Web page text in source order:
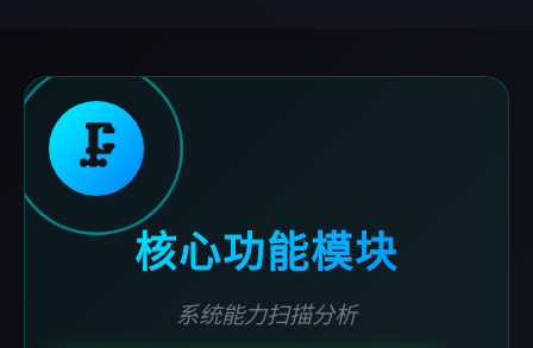
🗜️
核心功能模块
系统能力扫描分析